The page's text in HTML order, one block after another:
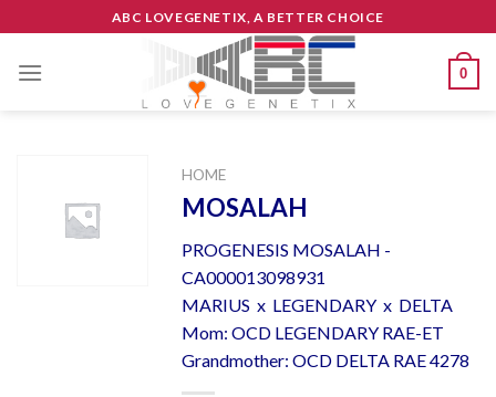
to
content
ABC LOVEGENETIX, A BETTER CHOICE
0
HOME
MOSALAH
PROGENESIS MOSALAH -
CA000013098931
MARIUS x LEGENDARY x DELTA
Mom: OCD LEGENDARY RAE-ET
Grandmother: OCD DELTA RAE 4278